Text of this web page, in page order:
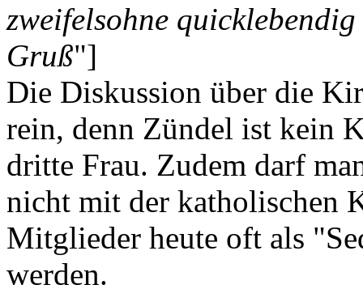
zweifelsohne
Gruß"]
Die Diskussion über die
rein, denn Zündel ist kein
dritte Frau. Zudem darf
nicht mit der katholischen
Mitglieder heute oft als
werden.